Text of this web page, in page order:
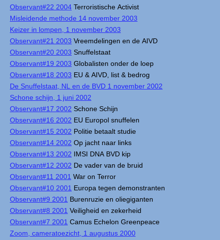
Observant#22 2004 Terroristische Activist
Misleidende methode 14 november 2003
Keizer in lompen, 1 november 2003
Observant#21 2003 Vreemdelingen en de AIVD
Observant#20 2003 Snuffelstaat
Observant#19 2003 Globalisten onder de loep
Observant#18 2003 EU & AIVD, list & bedrog
De Snuffelstaat, NL en de BVD 1 november 2002
Schone schijn, 1 juni 2002
Observant#17 2002 Schone Schijn
Observant#16 2002 EU Europol snuffelen
Observant#15 2002 Politie betaalt studie
Observant#14 2002 Op jacht naar links
Observant#13 2002 IMSI DNA BVD kip
Observant#12 2002 De vader van de bruid
Observant#11 2001 War on Terror
Observant#10 2001 Europa tegen demonstranten
Observant#9 2001 Burenruzie en oliegiganten
Observant#8 2001 Veiligheid en zekerheid
Observant#7 2001 Camus Echelon Greenpeace
Zoom, cameratoezicht, 1 augustus 2000